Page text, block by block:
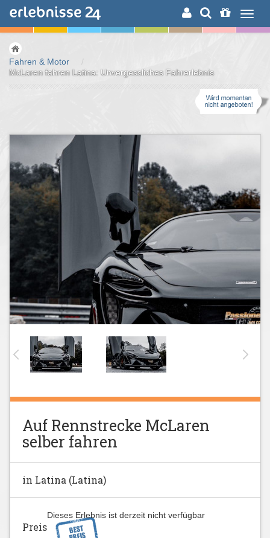
ERLEBNISSUCHE
Fahren & Motor
/
McLaren fahren Latina: Unvergessliches Fahrerlebnis
Auf Rennstrecke McLaren
selber fahren
in Latina (Latina)
Dieses Erlebnis ist derzeit nicht verfügbar
Preis